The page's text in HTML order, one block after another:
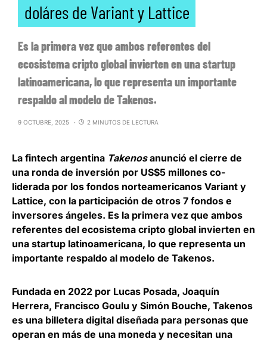
doláres de Variant y Lattice
Es la primera vez que ambos referentes del
ecosistema cripto global invierten en una startup
latinoamericana, lo que representa un importante
respaldo al modelo de Takenos.
9 OCTUBRE, 2025 2 MINUTOS DE LECTURA
La fintech argentina Takenosanunció el cierre de
una ronda de inversión por US$5 millones co-
liderada por los fondos norteamericanos Variant y
Lattice, con la participación de otros 7 fondos e
inversores ángeles. Es la primera vez que ambos
referentes del ecosistema cripto global invierten en
una startup latinoamericana, lo que representa un
importante respaldo al modelo de Takenos.
Fundada en 2022 por Lucas Posada, Joaquín
Herrera, Francisco Goulu y Simón Bouche, Takenos
es una billetera digital diseñada para personas que
operan en más de una moneda y necesitan una